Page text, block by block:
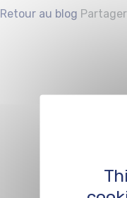
Retour au blog
und
(1.